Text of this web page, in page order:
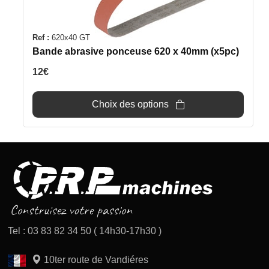
Ref : 620x40 GT
Bande abrasive ponceuse 620 x 40mm (x5pc)
12€
Choix des options
Les
options
être
choisies
la
produit
Tel : 03 83 82 34 50 ( 14h30-17h30 )
10ter route de Vandiéres